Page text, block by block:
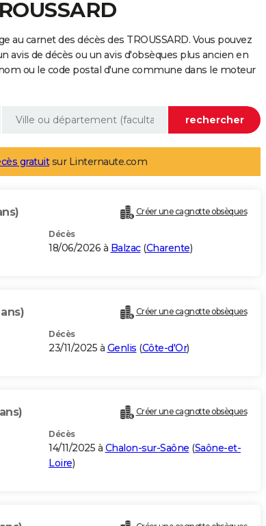
au carnet des décès des TROUSSARD. Vous pouvez
avis de décès ou un avis d'obsèques plus ancien en
ou le code postal d'une commune dans le moteur
gratuitsur Linternaute.com
Créer une cagnotte obsèques
Décès
18/06/2026 à Balzac(Charente)
Créer une cagnotte obsèques
Décès
23/11/2025 à Genlis (Côte-d'Or)
Créer une cagnotte obsèques
Décès
14/11/2025 à Chalon-sur-Saône (Saône-et-
Loire)